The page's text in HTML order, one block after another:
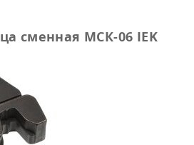
сменная МСК-06 IEK